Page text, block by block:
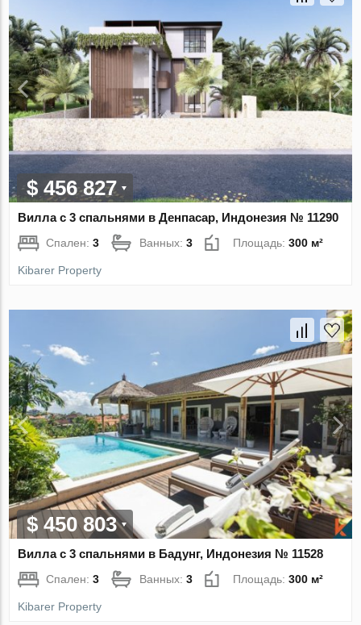
$ 456 827
Вилла с 3 спальнями в Денпасар, Индонезия № 11290
Спален:3 Ванных:3 Площадь:300 м²
Kibarer Property
$ 450 803
Вилла с 3 спальнями в Бадунг, Индонезия № 11528
Спален:3 Ванных:3 Площадь:300 м²
Kibarer Property